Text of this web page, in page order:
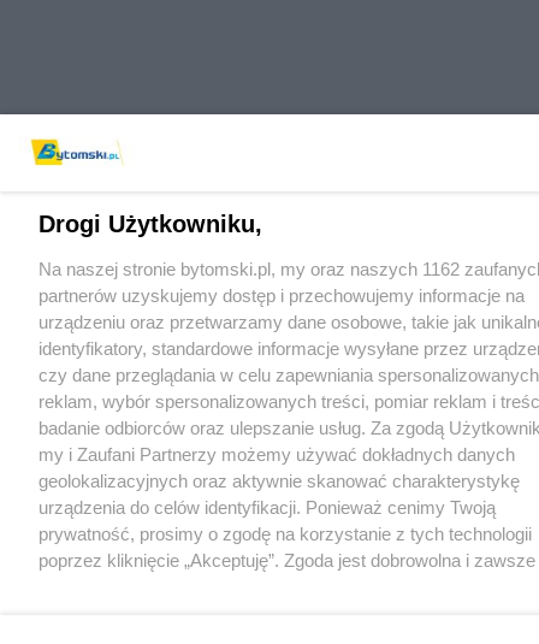
Drogi Użytkowniku,
Na naszej stronie bytomski.pl, my oraz naszych 1162
partnerów uzyskujemy dostęp i przechowujemy informacje na
urządzeniu oraz przetwarzamy dane osobowe, takie jak
identyfikatory, standardowe informacje wysyłane przez
czy dane przeglądania w celu zapewniania spersonalizowanych
reklam, wybór spersonalizowanych treści, pomiar reklam i
badanie odbiorców oraz ulepszanie usług. Za zgodą
my i Zaufani Partnerzy możemy używać dokładnych danych
geolokalizacyjnych oraz aktywnie skanować charakterystykę
urządzenia do celów identyfikacji. Ponieważ cenimy Twoją
prywatność, prosimy o zgodę na korzystanie z tych technologii
poprzez kliknięcie „Akceptuję”. Zgoda jest dobrowolna i zawsze